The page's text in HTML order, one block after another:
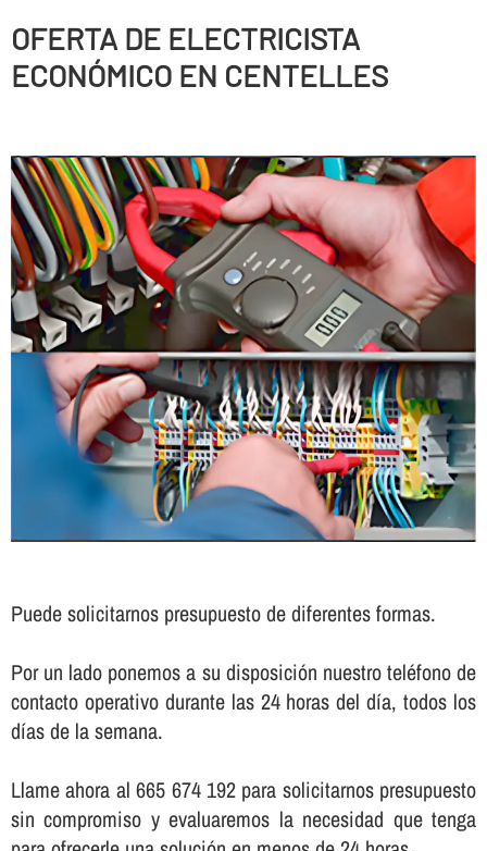
OFERTA DE ELECTRICISTA
ECONÓMICO EN CENTELLES
Puede solicitarnos presupuesto de diferentes formas.
Por un lado ponemos a su disposición nuestro teléfono de
contacto operativo durante las 24 horas del dí­a, todos los
dí­as de la semana.
Llame ahora al 665 674 192 para solicitarnos presupuesto
sin compromiso y evaluaremos la necesidad que tenga